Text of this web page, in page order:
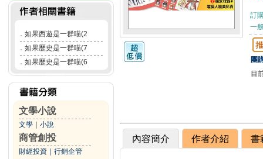
． 如果西遊是一群喵(2
． 如果歷史是一群喵(7
． 如果歷史是一群喵(6
文學小說
文學 小說
商管創投
財經投資 行銷企管
訂
一
團
目
內容簡介 作者介紹 書